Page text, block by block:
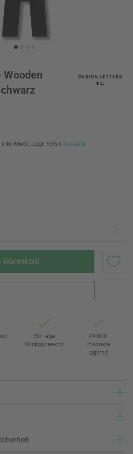
inkl. MwSt., zzgl. 5,95 € Versand
Warenkorb
60 Tage
Rückgaberecht
24.000
Produkte
lagernd